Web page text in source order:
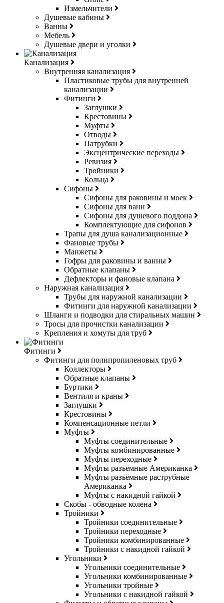
Измельчители
Душевые кабины
Ванны
Мебель
Душевые двери и уголки
Канализация
Внутренняя канализация
Пластиковые трубы для внутренней
канализации
Фитинги
Заглушки
Крестовины
Муфты
Отводы
Патрубки
Эксцентрические переходы
Ревизия
Тройники
Кольца
Сифоны
Сифоны для раковины и моек
Сифоны для ванн
Сифоны для душевого поддона
Комплектующие для сифонов
Трапы для душа канализационные
Фановые трубы
Манжеты
Гофры для раковины и ванны
Обратные клапаны
Дефлекторы и фановые клапана
Наружная канализация
Трубы для наружной канализации
Фитинги для наружной канализации
Шланги и подводки для стиральных машин
Тросы для прочистки канализации
Крепления и хомуты для труб
Фитинги
Фитинги для полипропиленовых труб
Коллекторы
Обратные клапаны
Буртики
Вентиля и краны
Заглушки
Крестовины
Компенсационные петли
Муфты
Муфты соединительные
Муфты комбинированные
Муфты переходные
Муфты разъёмные Американка
Муфты разъёмные раструбные
Американка
Муфты с накидной гайкой
Скобы - обводные колена
Тройники
Тройники соединительные
Тройники переходные
Тройники комбинированные
Тройники с накидной гайкой
Угольники
Угольники соединительные
Угольники комбинированные
Угольники тройные
Угольники с накидной гайкой